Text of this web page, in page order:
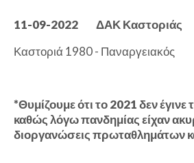
11-09-2022
ΔΑΚ Καστοριάς
Καστοριά 1980 - Παναργειακός
*Θυμίζουμε ότι το 2021 δεν έγινε
καθώς λόγω πανδημίας είχαν
διοργανώσεις πρωταθλημάτων